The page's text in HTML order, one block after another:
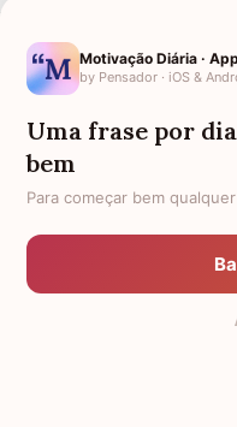
EX-SOGRO
AFILHADO PARA MADRINHA
FRASES PARA AMIGA
Motivação Diária ·
by Pensador · iOS &
Uma frase por
bem
Para começar bem